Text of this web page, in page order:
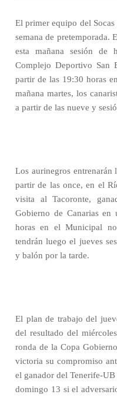
El primer equipo del Socas
semana de pretemporada.
esta mañana sesión de
Complejo Deportivo San
partir de las 19:30 horas
mañana martes, los
a partir de las nueve y
Los aurinegros entrenarán
partir de las once, en el
visita al Tacoronte,
Gobierno de Canarias en
horas en el Municipal
tendrán luego el jueves
y balón por la tarde.
El plan de trabajo del
del resultado del
ronda de la Copa
victoria su compromiso
el ganador del Tenerife-
domingo 13 si el